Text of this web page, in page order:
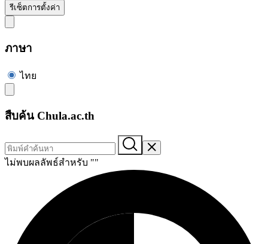
รีเซ็ตการตั้งค่า
ภาษา
ไทย
สืบค้น Chula.ac.th
ไม่พบผลลัพธ์สำหรับ ""